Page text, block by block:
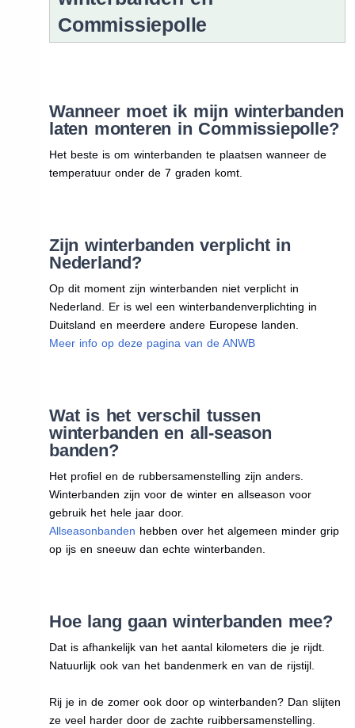
Commissiepolle
Wanneer moet ik mijn winterbanden
laten monteren in Commissiepolle?
Het beste is om winterbanden te plaatsen wanneer de
temperatuur onder de 7 graden komt.
Zijn winterbanden verplicht in
Nederland?
Op dit moment zijn winterbanden niet verplicht in
Nederland. Er is wel een winterbandenverplichting in
Duitsland en meerdere andere Europese landen.
Meer info op deze pagina van de ANWB
Wat is het verschil tussen
winterbanden en all-season
banden?
Het profiel en de rubbersamenstelling zijn anders.
Winterbanden zijn voor de winter en allseason voor
gebruik het hele jaar door.
Allseasonbanden hebben over het algemeen minder grip
op ijs en sneeuw dan echte winterbanden.
Hoe lang gaan winterbanden mee?
Dat is afhankelijk van het aantal kilometers die je rijdt.
Natuurlijk ook van het bandenmerk en van de rijstijl.
Rij je in de zomer ook door op winterbanden? Dan slijten
ze veel harder door de zachte ruibbersamenstelling.